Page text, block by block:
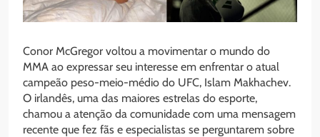
Conor McGregor voltou a movimentar o mundo do
MMA ao expressar seu interesse em enfrentar o atual
campeão peso-meio-médio do UFC, Islam Makhachev.
O irlandês, uma das maiores estrelas do esporte,
chamou a atenção da comunidade com uma mensagem
recente que fez fãs e especialistas se perguntarem sobre